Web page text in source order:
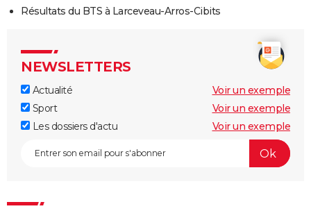
Résultats du BTS à Larceveau-Arros-Cibits
NEWSLETTERS
Actualité
Voir un exemple
Sport
Voir un exemple
Les dossiers d'actu
Voir un exemple